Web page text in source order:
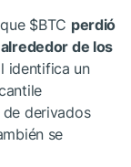
$BTC perdió
de los
identifica un
derivados
se